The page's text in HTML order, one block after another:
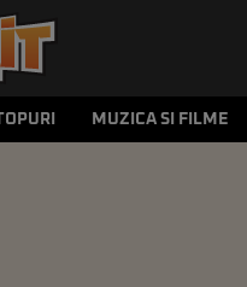
MUZICA SI FILME